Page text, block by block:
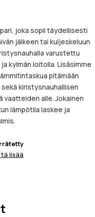
joka sopii täydellisesti
jälkeen tai kuljeskeluun
varustettu
kylmän loitolla. Lisäsimme
pitämään
kiristysnauhallisen
vaatteiden alle. Jokainen
lämpötila laskee ja
lisää